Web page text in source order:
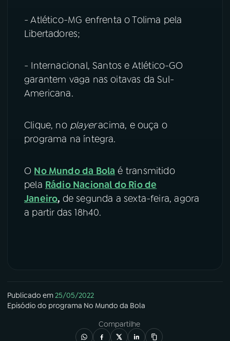
- Atlético-MG enfrenta o Tolima pela
Libertadores;
- Internacional, Santos e Atlético-GO
garantem vaga nas oitavas da Sul-
Americana.
Clique, no playeracima, e ouça o
programa na íntegra.
O No Mundo da Bola é transmitido
pela Rádio Nacional do Rio de
Janeiro, de segunda a sexta-feira, agora
a partir das 18h40.
Publicado em25/05/2022
Episódio do programa No Mundo da Bola
Compartilhe